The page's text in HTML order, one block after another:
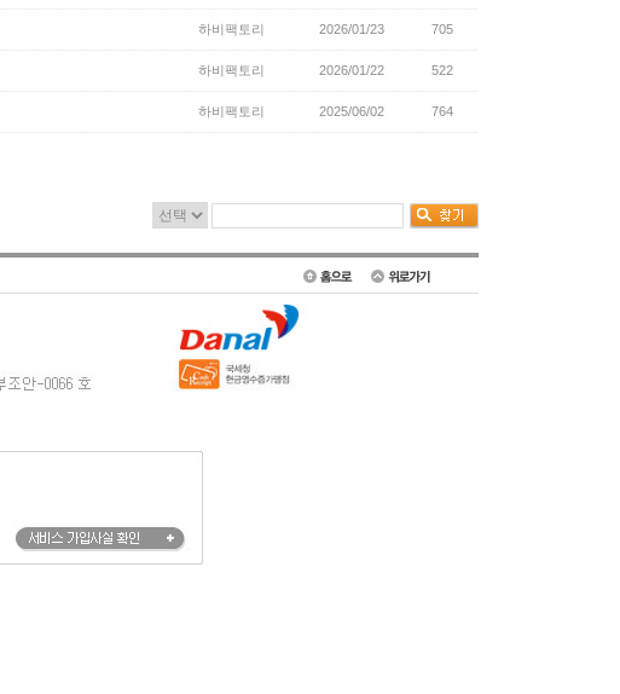
하비팩토리 2026/01/23 705
하비팩토리 2026/01/22 522
하비팩토리 2025/06/02 764